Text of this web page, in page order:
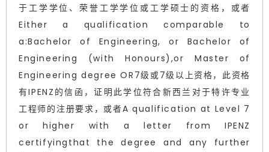
于工学学位、荣誉工学学位或工学硕士的资格，或者
Either a qualification comparable to
a:Bachelor of Engineering, or Bachelor of
Engineering (with Honours),or Master of
Engineering degree OR7级或7级以上资格，此资格
有IPENZ的信函，证明此学位符合新西兰对于特许专业
工程师的注册要求，或者A qualification at Level 7
or higher with a letter from IPENZ
certifyingthat the degree and any further